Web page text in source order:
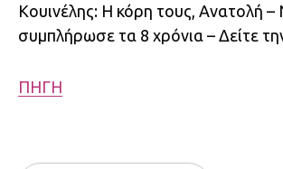
Κουινέλης: Η κόρη τους, Ανατολή
συμπλήρωσε τα 8 χρόνια – Δείτε
ΠΗΓΗ